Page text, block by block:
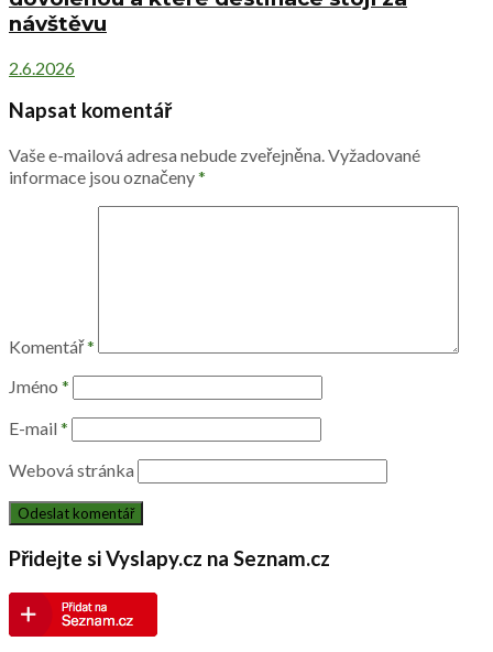
návštěvu
2.6.2026
Napsat komentář
Vaše e-mailová adresa nebude zveřejněna.Vyžadované
informace jsou označeny*
Komentář*
Jméno *
E-mail *
Webová stránka
Přidejte si Vyslapy.cz na Seznam.cz